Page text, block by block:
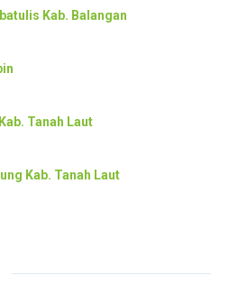
Kab. Balangan
Tanah Laut
Kab. Tanah Laut